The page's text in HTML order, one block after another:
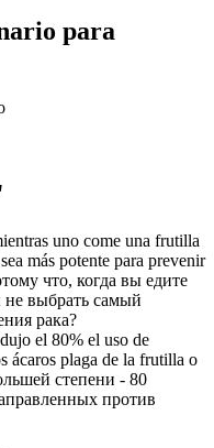
para
uno come una frutilla
más potente para prevenir
что, когда вы едите
выбрать самый
рака?
el 80% el uso de
ácaros plaga de la frutilla o
степени - 80
против